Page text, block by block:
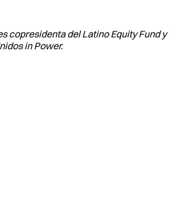
copresidenta del Latino Equity Fund y
in Power.